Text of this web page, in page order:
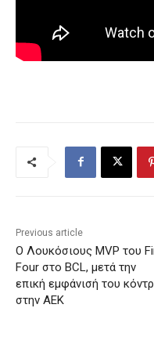
Previous article
Ο Λουκόσιους MVP του
Four στο BCL, μετά την
επική εμφάνισή του
στην ΑΕΚ